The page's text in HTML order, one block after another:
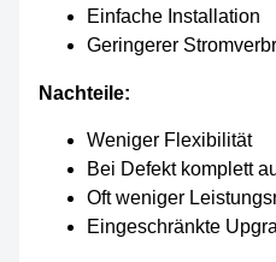
Einfache Installation
Geringerer
Nachteile:
Weniger Flexibilität
Bei Defekt komplett
Oft weniger
Eingeschränkte